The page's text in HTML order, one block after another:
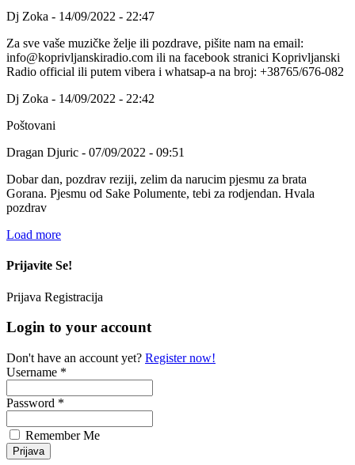
Dj Zoka - 14/09/2022 - 22:47
Za sve vaše muzičke želje ili pozdrave, pišite nam na email:
info@koprivljanskiradio.com ili na facebook stranici Koprivljanski
Radio official ili putem vibera i whatsap-a na broj: +38765/676-082
Dj Zoka - 14/09/2022 - 22:42
Poštovani
Dragan Djuric - 07/09/2022 - 09:51
Dobar dan, pozdrav reziji, zelim da narucim pjesmu za brata
Gorana. Pjesmu od Sake Polumente, tebi za rodjendan. Hvala
pozdrav
Load more
Prijavite Se!
Prijava Registracija
Login to your account
Don't have an account yet? Register now!
Username *
Password *
Remember Me